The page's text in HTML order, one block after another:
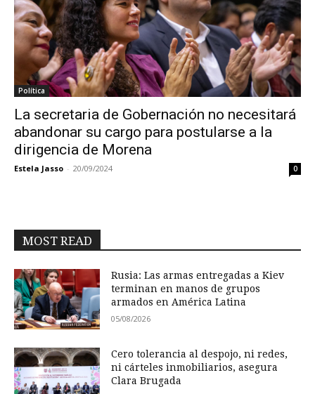
Política
La secretaria de Gobernación no necesitará
abandonar su cargo para postularse a la
dirigencia de Morena
Estela Jasso - 20/09/2024 0
MOST READ
Rusia: Las armas entregadas a Kiev
terminan en manos de grupos
armados en América Latina
05/08/2026
Cero tolerancia al despojo, ni redes,
ni cárteles inmobiliarios, asegura
Clara Brugada